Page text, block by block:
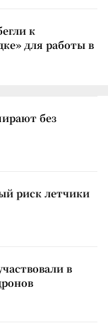
к
для работы в
без
риск летчики
в